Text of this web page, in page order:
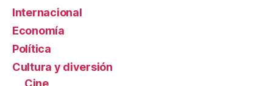
Internacional
Economía
Política
Cultura y diversión